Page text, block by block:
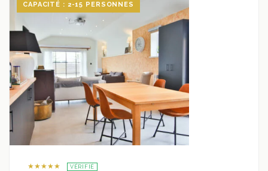
CAPACITÉ : 2-15 PERSONNES
★★★★★ VÉRIFIÉ